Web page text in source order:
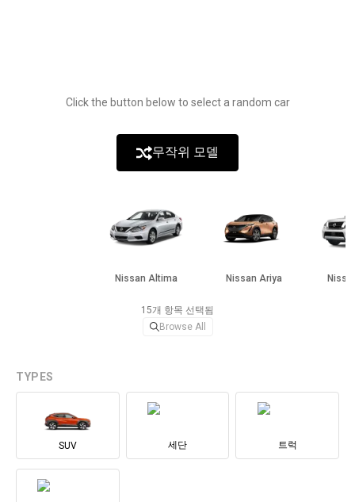
Click the button below to select a random car
무작위 모델
Nissan Altima Nissan Ariya
15개 항목 선택됨
Browse All
TYPES
SUV 세단 트럭